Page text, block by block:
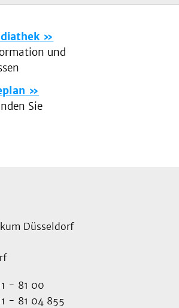
und
Sie
Düsseldorf
- 81 00
- 81 04 855